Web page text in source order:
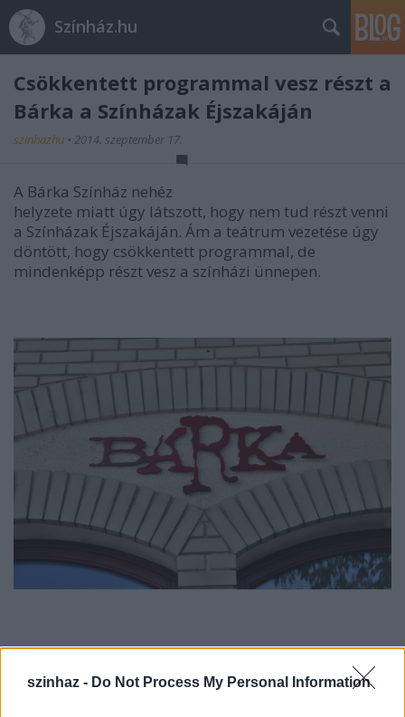
szinhaz - Do Not Process My Personal Information
Színház.hu
Csökkentett programmal vesz részt a
Bárka a Színházak Éjszakáján
szinhazhu • 2014. szeptember 17.
A Bárka Színház nehéz
helyzete miatt úgy látszott, hogy nem tud részt venni
a Színházak Éjszakáján. Ám a teátrum vezetése úgy
döntött, hogy csökkentett programmal, de
mindenképp részt vesz a színházi ünnepen.
A Bárka Színház közleménye: